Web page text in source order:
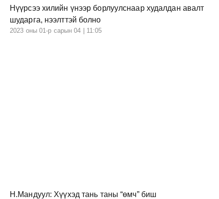
Нүүрсээ хилийн үнээр борлуулснаар худалдан авалт
шударга, нээлттэй болно
2023 оны 01-р сарын 04 | 11:05
Н.Мандуул: Хүүхэд тань таны “өмч” биш